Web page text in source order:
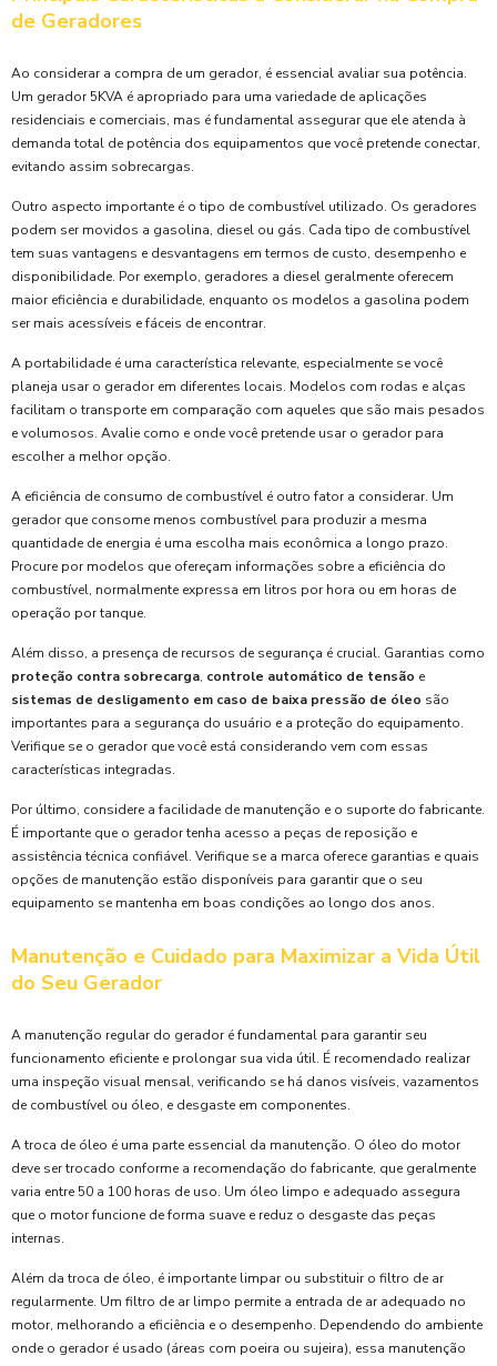
de Geradores
Ao considerar a compra de um gerador, é essencial avaliar sua potência.
Um gerador 5KVA é apropriado para uma variedade de aplicações
residenciais e comerciais, mas é fundamental assegurar que ele atenda à
demanda total de potência dos equipamentos que você pretende conectar,
evitando assim sobrecargas.
Outro aspecto importante é o tipo de combustível utilizado. Os geradores
podem ser movidos a gasolina, diesel ou gás. Cada tipo de combustível
tem suas vantagens e desvantagens em termos de custo, desempenho e
disponibilidade. Por exemplo, geradores a diesel geralmente oferecem
maior eficiência e durabilidade, enquanto os modelos a gasolina podem
ser mais acessíveis e fáceis de encontrar.
A portabilidade é uma característica relevante, especialmente se você
planeja usar o gerador em diferentes locais. Modelos com rodas e alças
facilitam o transporte em comparação com aqueles que são mais pesados
e volumosos. Avalie como e onde você pretende usar o gerador para
escolher a melhor opção.
A eficiência de consumo de combustível é outro fator a considerar. Um
gerador que consome menos combustível para produzir a mesma
quantidade de energia é uma escolha mais econômica a longo prazo.
Procure por modelos que ofereçam informações sobre a eficiência do
combustível, normalmente expressa em litros por hora ou em horas de
operação por tanque.
Além disso, a presença de recursos de segurança é crucial. Garantias como
proteção contra sobrecarga, controle automático de tensão e
sistemas de desligamento em caso de baixa pressão de óleo são
importantes para a segurança do usuário e a proteção do equipamento.
Verifique se o gerador que você está considerando vem com essas
características integradas.
Por último, considere a facilidade de manutenção e o suporte do fabricante.
É importante que o gerador tenha acesso a peças de reposição e
assistência técnica confiável. Verifique se a marca oferece garantias e quais
opções de manutenção estão disponíveis para garantir que o seu
equipamento se mantenha em boas condições ao longo dos anos.
Manutenção e Cuidado para Maximizar a Vida Útil
do Seu Gerador
A manutenção regular do gerador é fundamental para garantir seu
funcionamento eficiente e prolongar sua vida útil. É recomendado realizar
uma inspeção visual mensal, verificando se há danos visíveis, vazamentos
de combustível ou óleo, e desgaste em componentes.
A troca de óleo é uma parte essencial da manutenção. O óleo do motor
deve ser trocado conforme a recomendação do fabricante, que geralmente
varia entre 50 a 100 horas de uso. Um óleo limpo e adequado assegura
que o motor funcione de forma suave e reduz o desgaste das peças
internas.
Além da troca de óleo, é importante limpar ou substituir o filtro de ar
regularmente. Um filtro de ar limpo permite a entrada de ar adequado no
motor, melhorando a eficiência e o desempenho. Dependendo do ambiente
onde o gerador é usado (áreas com poeira ou sujeira), essa manutenção